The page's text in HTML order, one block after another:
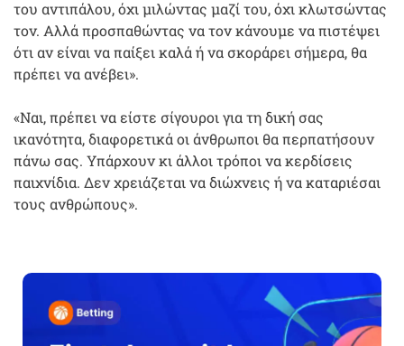
του αντιπάλου, όχι μιλώντας μαζί του, όχι κλωτσώντας
τον. Αλλά προσπαθώντας να τον κάνουμε να πιστέψει
ότι αν είναι να παίξει καλά ή να σκοράρει σήμερα, θα
πρέπει να ανέβει».
«Ναι, πρέπει να είστε σίγουροι για τη δική σας
ικανότητα, διαφορετικά οι άνθρωποι θα περπατήσουν
πάνω σας. Υπάρχουν κι άλλοι τρόποι να κερδίσεις
παιχνίδια. Δεν χρειάζεται να διώχνεις ή να καταριέσαι
τους ανθρώπους».